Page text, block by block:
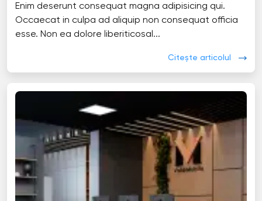
Enim deserunt consequat magna adipisicing qui.
Occaecat in culpa ad aliquip non consequat officia
esse. Non ea dolore liberiticosal...
Citește articolul